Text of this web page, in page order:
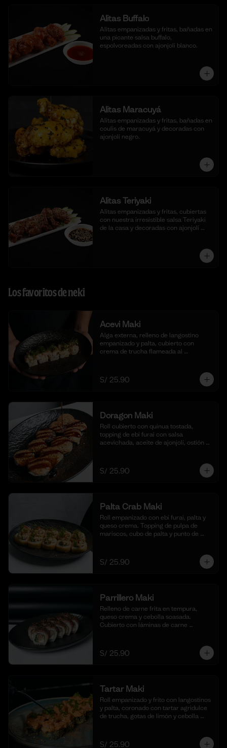
Alitas Buffalo
Alitas empanizadas y fritas, bañadas en
una picante salsa buffalo,
espolvoreadas con ajonjolí blanco.
Alitas Maracuyá
Alitas empanizadas y fritas, bañadas en
coulis de maracuyá y decoradas con
ajonjolí negro.
Alitas Teriyaki
Alitas empanizadas y fritas, cubiertas
con nuestra irresistible salsa Teriyaki
de la casa y decoradas con ajonjolí
Los favoritos de neki
Acevi Maki
Alga externa, relleno de langostino
empanizado y palta, cubierto con
crema de trucha flameada al
S/ 25.90
Doragon Maki
Roll cubierto con quinua tostada,
topping de ebi furai con salsa
acevichada, aceite de ajonjolí, ostión y
S/ 25.90
Palta Crab Maki
Roll empanizado con ebi furai, palta y
queso crema. Topping de pulpa de
mariscos, cubo de palta y punto de
S/ 25.90
Parrillero Maki
Relleno de carne frita en tempura,
queso crema y cebolla soasada.
Cubierto con láminas de carne
S/ 25.90
Tartar Maki
Roll empanizado y frito con langostinos
y palta, coronado con tartar agridulce
de trucha, gotas de limón y cebolla
S/ 25.90